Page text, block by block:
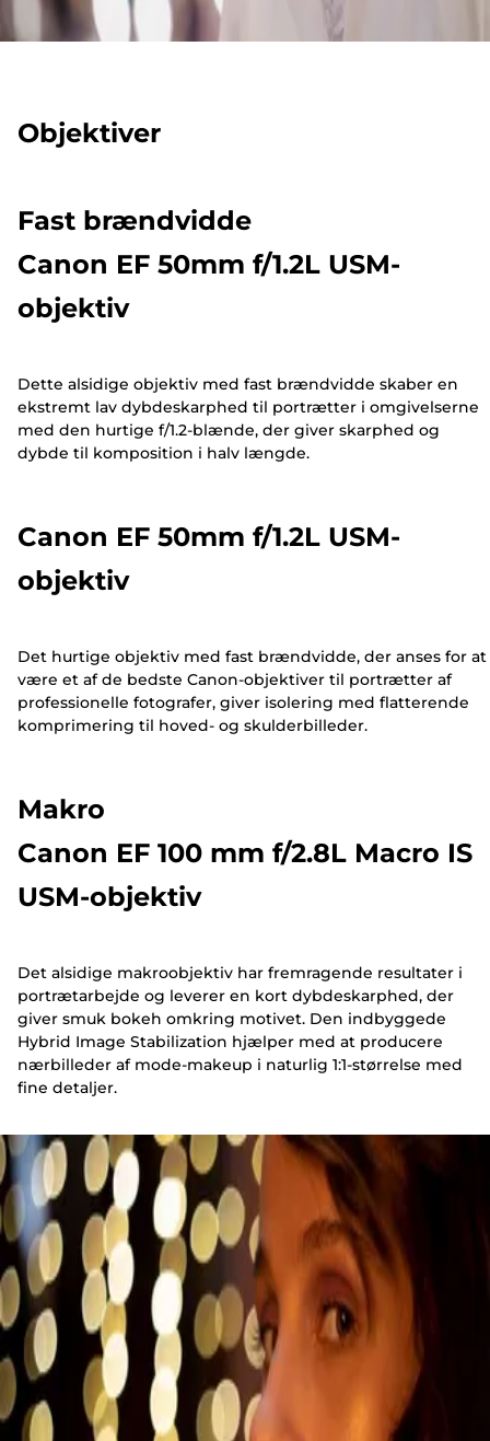
Objektiver
Fast brændvidde
Canon EF 50mm f/1.2L USM-
objektiv
Dette alsidige objektiv med fast brændvidde skaber en
ekstremt lav dybdeskarphed til portrætter i omgivelserne
med den hurtige f/1.2-blænde, der giver skarphed og
dybde til komposition i halv længde.
Canon EF 50mm f/1.2L USM-
objektiv
Det hurtige objektiv med fast brændvidde, der anses for at
være et af de bedste Canon-objektiver til portrætter af
professionelle fotografer, giver isolering med flatterende
komprimering til hoved- og skulderbilleder.
Makro
Canon EF 100 mm f/2.8L Macro IS
USM-objektiv
Det alsidige makroobjektiv har fremragende resultater i
portrætarbejde og leverer en kort dybdeskarphed, der
giver smuk bokeh omkring motivet. Den indbyggede
Hybrid Image Stabilization hjælper med at producere
nærbilleder af mode-makeup i naturlig 1:1-størrelse med
fine detaljer.